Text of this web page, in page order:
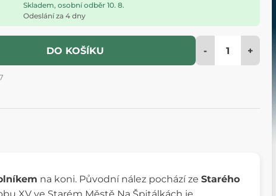
Skladem, osobní odběr 10. 8.
Odeslání za 4 dny
DO KOŠÍKU - +
na koni. Původní nález pochází ze Starého